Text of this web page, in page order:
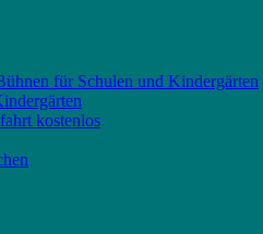
für Schulen und Kindergärten
kostenlos